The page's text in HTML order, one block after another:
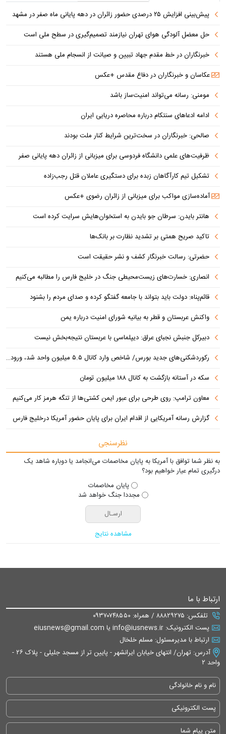
پیش‌بینی افزایش ۲۵ درصدی حضور زائران در دهه پایانی ماه صفر در مشهد
حل معضل آلودگی هوای تهران نیازمند تصمیم‌گیری در سطح ملی است
خبرنگاران در خط مقدم جهاد تبیین و صیانت از انسجام ملی هستند
عکاسان و خبرنگاران در دفاع مقدس +عکس
مومنی: رسانه می‌تواند امنیت‌ساز باشد
ادامه ادعاهای سنتکام درباره محاصره دریایی ایران
صالحی: خبرنگاران در سخت‌ترین شرایط کنار ملت بودند
ظرفیت‌های علمی دانشگاه فردوسی برای میزبانی از زائران دهه پایانی صفر
تشکیل تیم کارآگاهان زبده برای دستگیری عاملان قتل رجب‌زاده
آماده‌سازی مواکب برای میزبانی از زائران رضوی +عکس
هانتر بایدن: سرطان جو بایدن به استخوان‌هایش سرایت کرده است
تاکید صریح همتی بر تشدید نظارت بر بانک‌ها
حضرتی: رسالت خبرنگار کشف و نشر حقیقت است
انصاری: خسارت‌های زیست‌محیطی جنگ در خلیج فارس را مطالبه‌ می‌کنیم
قائم‌پناه: دولت باید بتواند با جامعه گفتگو کرده و صدای مردم را بشنود
واکنش عربستان و قطر به بیانیه شورای امنیت درباره یمن
دبیرکل جنبش نجبای عراق: دیپلماسی با عربستان نتیجه‌بخش نیست
رکوردشکنی‌های جدید بورس/ شاخص وارد کانال ۵.۵ میلیون واحد شد، ورود ۹ همت پول حقیقی
سکه در آستانه بازگشت به کانال ۱۸۸ میلیون تومان
معاون ترامپ: روی طرحی برای عبور ایمن کشتی‌ها از تنگه هرمز کار می‌کنیم
گزارش رسانه آمریکایی از اقدام ایران برای پایان حضور آمریکا درخلیج فارس
نظرسنجی
به نظر شما توافق با آمریکا به پایان مخاصمات می‌انجامد یا دوباره شاهد یک
درگیری تمام عیار خواهیم بود؟
پایان مخاصمات
مجددا جنگ خواهد شد
مشاهده نتایج
ارتباط با ما
تلفکس: ۸۸۸۲۹۲۷۵ / همراه: ۰۹۳۷۰۷۴۸۵۵۰
پست الکترونیک: info@iusnews.ir یا eiusnews@gmail.com
ارتباط با مدیرمسئول: مسلم خلخال
آدرس: تهران/ انتهای خیابان ایرانشهر - پایین تر از مسجد جلیلی - پلاک ۲۶ -
واحد ۲